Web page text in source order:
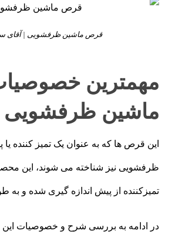
قرص ماشین ظرفشویی | آقای
مهمترین
ماشین
این قرص ها که به عنوان یک تمیز کننده یا
ظرفشویی نیز شناخته می شوند، این
تمیزکننده از پیش اندازه گیری شده و به
در ادامه به بررسی شرح و خصوصیات